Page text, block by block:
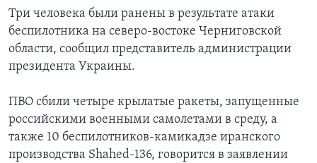
Три человека были ранены в результате атаки
беспилотника на северо-востоке Черниговской
области, сообщил представитель администрации
президента Украины.
ПВО сбили четыре крылатые ракеты, запущенные
российскими военными самолетами в среду, а
также 10 беспилотников-камикадзе иранского
производства Shahed-136, говорится в заявлении